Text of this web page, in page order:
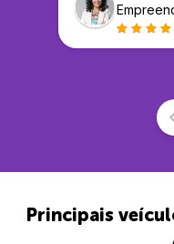
Principais